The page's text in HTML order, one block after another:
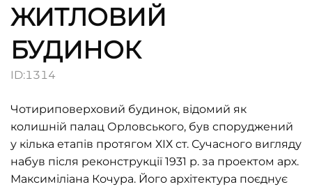
ЖИТЛОВИЙ
БУДИНОК
ID:1314
Чотириповерховий будинок, відомий як
колишній палац Орловського, був споруджений
у кілька етапів протягом ХІХ ст. Сучасного вигляду
набув після реконструкції 1931 р. за проектом арх.
Максиміліана Кочура. Його архітектура поєднує